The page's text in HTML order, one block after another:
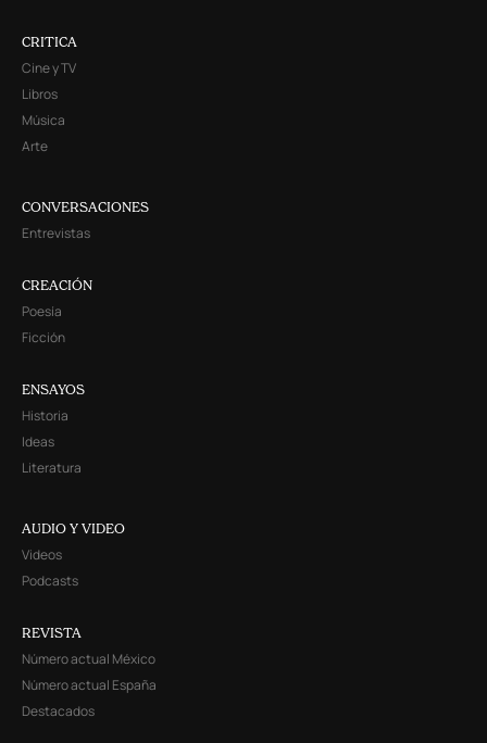
CRITICA
Cine y TV
Libros
Música
Arte
CONVERSACIONES
Entrevistas
CREACIÓN
Poesía
Ficción
ENSAYOS
Historia
Ideas
Literatura
AUDIO Y VIDEO
Videos
Podcasts
REVISTA
Número actual México
Número actual España
Destacados